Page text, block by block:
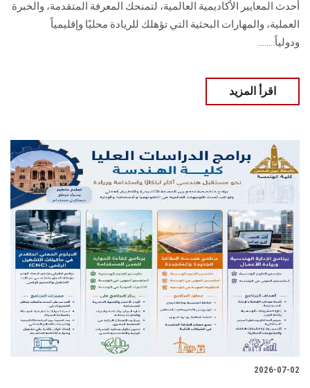
أحدث المعايير الأكاديمية العالمية، لتمنحك المعرفة المتقدمة، والخبرة
العملية، والمهارات البحثية التي تؤهلك للريادة محليًا وإقليمياً
ودولياً........
اقرأ المزيد
2026-07-02